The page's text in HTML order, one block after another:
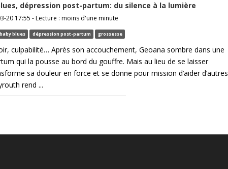
dépression post-partum: du silence à la lumière
20 17:55 - Lecture : moins d'une minute
baby blues dépression post-partum grossesse
culpabilité… Après son accouchement, Geoana sombre dans une
qui la pousse au bord du gouffre. Mais au lieu de se laisser
sa douleur en force et se donne pour mission d’aider d’autres
rend ...